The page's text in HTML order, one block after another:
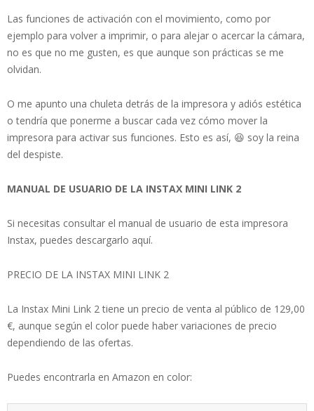
Las funciones de activación con el movimiento, como por
ejemplo para volver a imprimir, o para alejar o acercar la cámara,
no es que no me gusten, es que aunque son prácticas se me
olvidan.
O me apunto una chuleta detrás de la impresora y adiós estética
o tendría que ponerme a buscar cada vez cómo mover la
impresora para activar sus funciones. Esto es así, 😆 soy la reina
del despiste.
MANUAL DE USUARIO DE LA INSTAX MINI LINK 2
Si necesitas consultar el manual de usuario de esta impresora
Instax, puedes descargarlo aquí.
PRECIO DE LA INSTAX MINI LINK 2
La Instax Mini Link 2 tiene un precio de venta al público de 129,00
€, aunque según el color puede haber variaciones de precio
dependiendo de las ofertas.
Puedes encontrarla en Amazon en color: